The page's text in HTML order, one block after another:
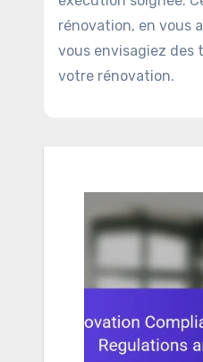
rénovation, en vous
vous envisagiez des
votre rénovation.